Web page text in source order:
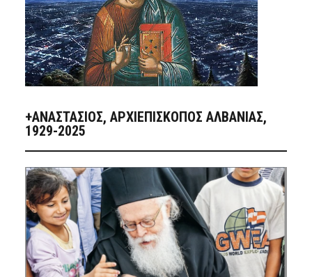
+ΑΝΑΣΤΆΣΙΟΣ, ΑΡΧΙΕΠΊΣΚΟΠΟΣ ΑΛΒΑΝΊΑΣ,
1929-2025